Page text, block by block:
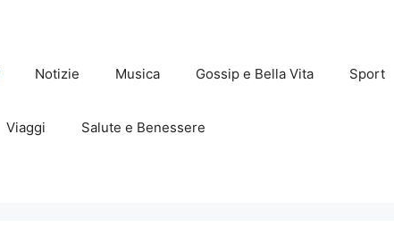
Notizie Musica Gossip e Bella Vita Sport
Viaggi Salute e Benessere